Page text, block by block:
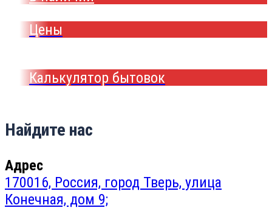
Цены
Калькулятор бытовок
Найдите нас
Адрес
170016, Россия, город Тверь, улица
Конечная, дом 9;